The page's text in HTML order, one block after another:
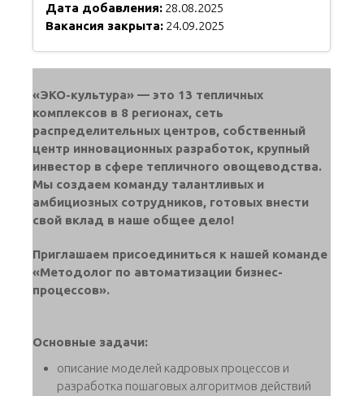
Дата добавления: 28.08.2025
Вакансия закрыта: 24.09.2025
«ЭКО-культура» — это 13 тепличных
комплексов в 8 регионах, сеть
распределительных центров, собственный
центр инновационных разработок, крупный
инвестор в сфере тепличного овощеводства.
Мы создаем команду талантливых и
амбициозных сотрудников, готовых внести
свой вклад в наше общее дело!
Приглашаем присоединиться к нашей команде
«Методолог по автоматизации бизнес-
процессов».
Основные задачи:
описание моделей кадровых процессов и
разработка пошаговых алгоритмов действий